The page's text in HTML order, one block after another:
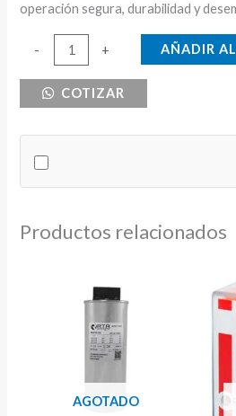
operación segura, durabilidad y
-
TERMICO
cantidad
+ AÑADIR
COTIZAR
Productos relacionados
AGOTADO